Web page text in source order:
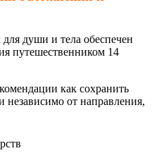
души и тела обеспечен
путешественником 14
как сохранить
независимо от направления,